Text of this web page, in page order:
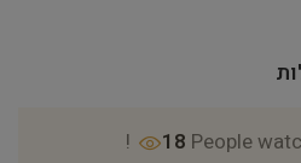
18 People